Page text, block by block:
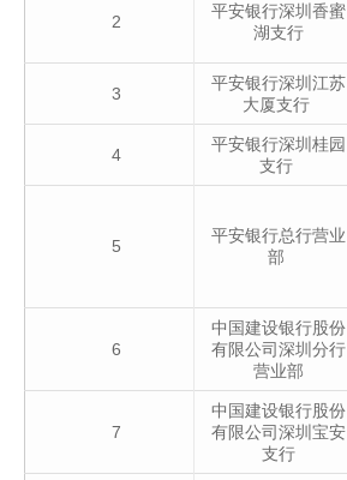
2
平安银行深圳香蜜
湖支行
3
平安银行深圳江苏
大厦支行
4
平安银行深圳桂园
支行
5
平安银行总行营业
部
6
中国建设银行股份
有限公司深圳分行
营业部
7
中国建设银行股份
有限公司深圳宝安
支行